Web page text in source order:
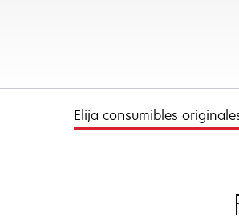
Elija consumibles